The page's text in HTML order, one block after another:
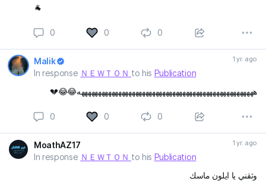
🐐
0 0 0
Malik 1 yr. ago
In response ＮＥＷＴＯＮ to his Publication
ههههههههههههههههههههههههههههههههههههههههههههههههههههه😂😂💔
0 0 0
MoathAZ17 1 yr. ago
In response ＮＥＷＴＯＮ to his Publication
وثقني يا ايلون ماسك